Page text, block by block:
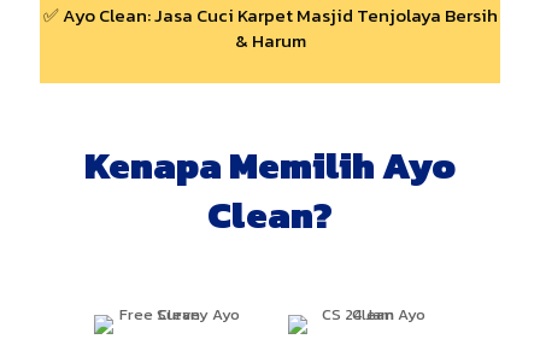
✅ Ayo Clean: Jasa Cuci Karpet Masjid Tenjolaya Bersih
& Harum
Kenapa Memilih Ayo
Clean?